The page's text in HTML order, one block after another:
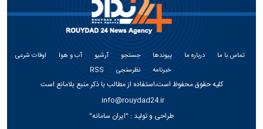
تماس با ما درباره ما پیوندها جستجو آرشیو آب و هوا
اوقات شرعی
خبرنامه
نظرسنجی RSS
کلیه حقوق محفوظ است،استفاده از مطالب با ذکر منبع بلامانع است
info@rouydad24.ir
طراحی و تولید : "ایران سامانه"